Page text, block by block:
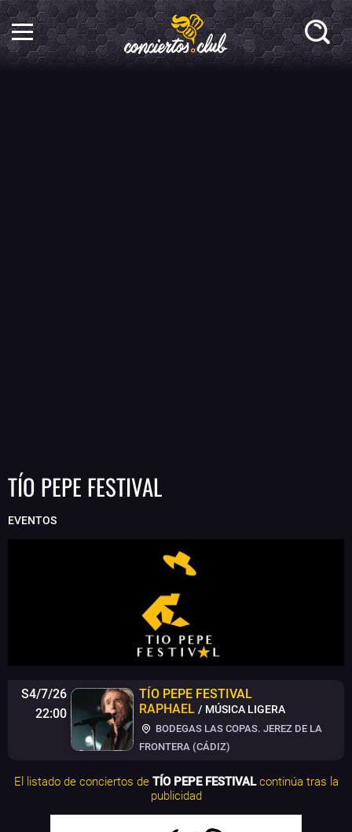
TÍO PEPE FESTIVAL
EVENTOS
S4/7/26
22:00
TÍO PEPE FESTIVAL
RAPHAEL / MÚSICA LIGERA
BODEGAS LAS COPAS. JEREZ DE LA
FRONTERA (CÁDIZ)
El listado de conciertos de TÍO PEPE FESTIVALcontinúa tras la
publicidad